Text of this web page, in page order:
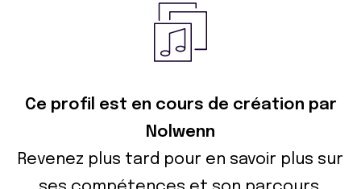
Ce profil est en cours de création par
Nolwenn
Revenez plus tard pour en savoir plus sur